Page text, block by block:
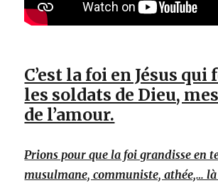
C’est la foi en Jésus
les soldats de Dieu,
de l’amour.
Prions pour que la foi grandisse en
musulmane, communiste, athée,…